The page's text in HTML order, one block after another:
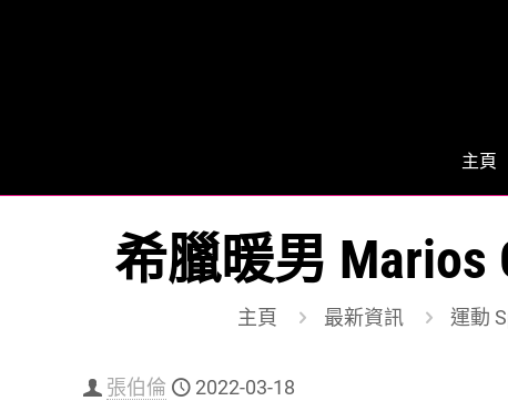
主頁
希臘暖男 Marios
主頁 最新資訊 運動
張伯倫 2022-03-18